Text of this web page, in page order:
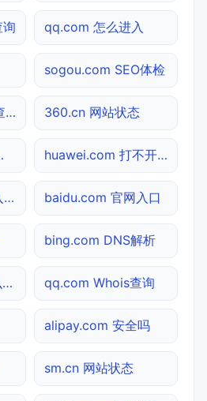
qq.com 怎么进入
sogou.com SEO体检
huawei.com 备案查询 360.cn 网站状态
状态 huawei.com 打不开检测
douyin.com 官网入口 baidu.com 官网入口
bing.com DNS解析
wikipedia.org 怎么进入 qq.com Whois查询
alipay.com 安全吗
sm.cn 网站状态